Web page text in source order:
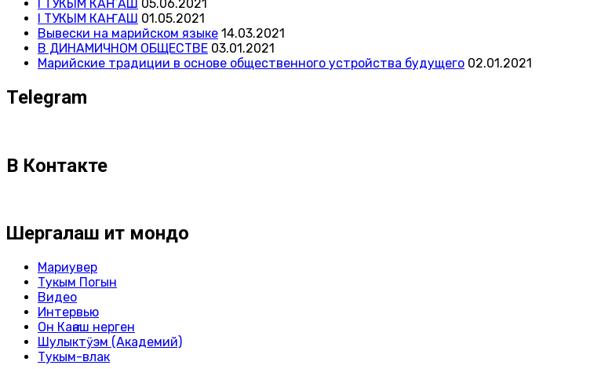
I ТУКЫМ КАҤАШ 05.06.2021
I ТУКЫМ КАҤАШ 01.05.2021
Вывески на марийском языке 14.03.2021
В ДИНАМИЧНОМ ОБЩЕСТВЕ 03.01.2021
Марийские традиции в основе общественного устройства будущего 02.01.2021
Telegram
В Контакте
Шергалаш ит мондо
Мариувер
Тукым Погын
Видео
Интервью
Он Каҥаш нерген
Шулыктӱэм (Академий)
Тукым-влак